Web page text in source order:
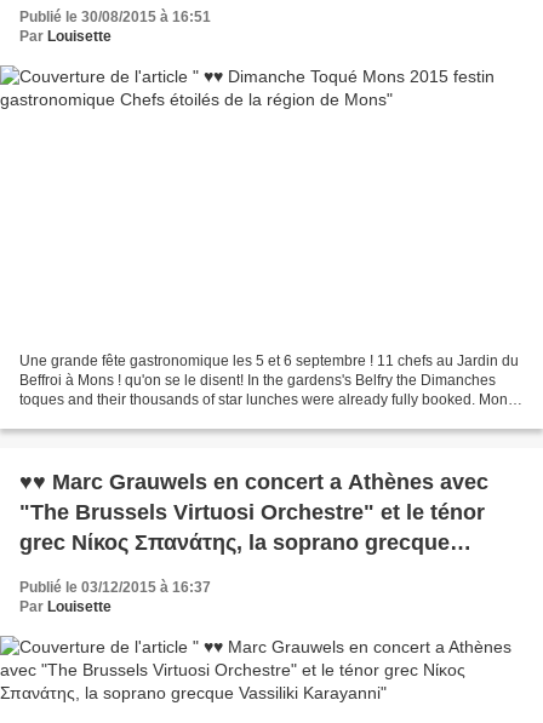
Publié le 30/08/2015 à 16:51
Par Louisette
Une grande fête gastronomique les 5 et 6 septembre ! 11 chefs au Jardin du
Beffroi à Mons ! qu'on se le disent! In the gardens's Belfry the Dimanches
toques and their thousands of star lunches were already fully booked. Mons
♥♥ Marc Grauwels en concert a Athènes avec
"The Brussels Virtuosi Orchestre" et le ténor
grec Νίκος Σπανάτης, la soprano grecque
Publié le 03/12/2015 à 16:37
Par Louisette